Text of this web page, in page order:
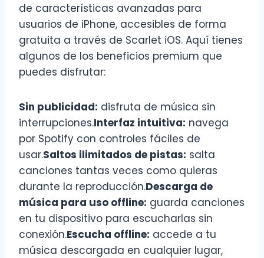
de características avanzadas para
usuarios de iPhone, accesibles de forma
gratuita a través de Scarlet iOS. Aquí tienes
algunos de los beneficios premium que
puedes disfrutar:
Sin publicidad: disfruta de música sin
interrupciones.Interfaz intuitiva: navega
por Spotify con controles fáciles de
usar.Saltos ilimitados de pistas: salta
canciones tantas veces como quieras
durante la reproducción.Descarga de
música para uso offline: guarda canciones
en tu dispositivo para escucharlas sin
conexión.Escucha offline: accede a tu
música descargada en cualquier lugar,